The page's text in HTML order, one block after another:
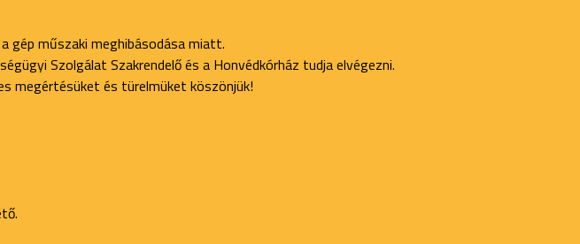
gép műszaki meghibásodása miatt.
Szolgálat Szakrendelő és a Honvédkórház tudja elvégezni.
megértésüket és türelmüket köszönjük!